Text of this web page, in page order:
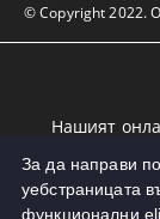
© Copyright 2022.
Нашият
За да направи
уебстраницата
функционални